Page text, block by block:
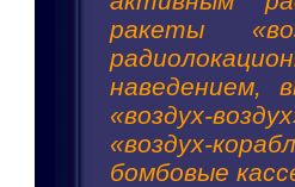
ракеты
наведением,
«воздух-
«воздух-
бомбовые